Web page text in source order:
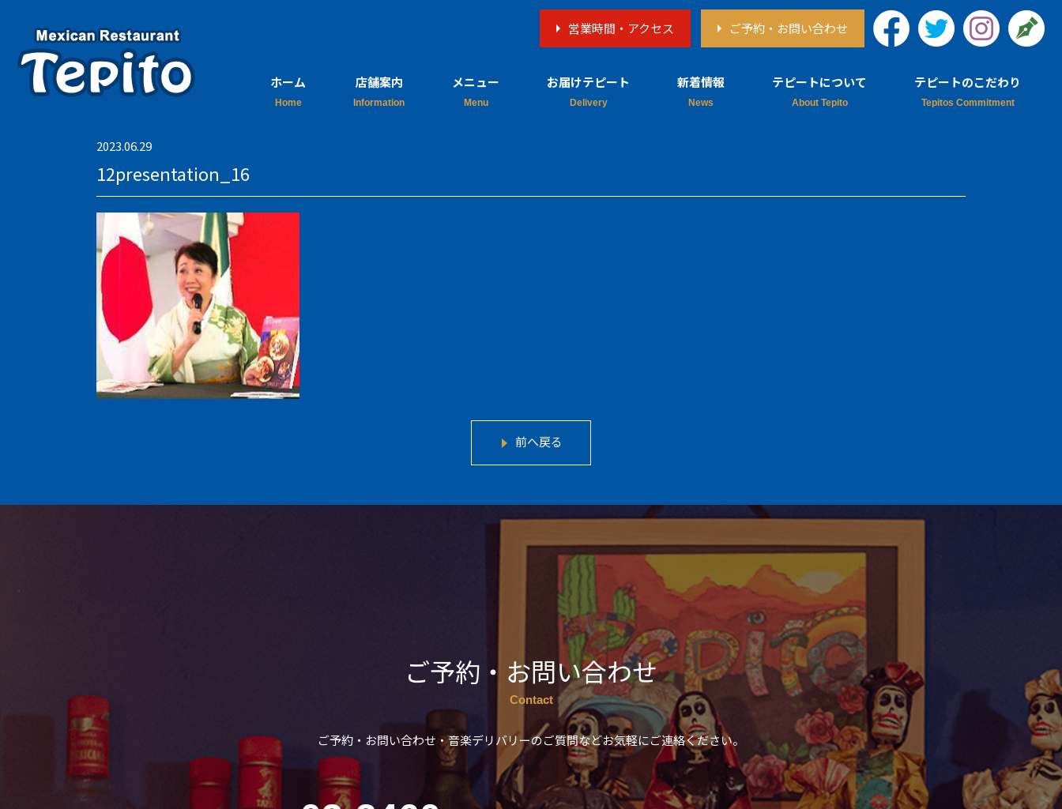
営業時間・アクセス ご予約・お問い合わせ
ホーム 店舗案内
合わせ
メニュー お届けテピート 新着情報 テピートについて テピートのこだわり
2023.06.29
12presentation_16
前へ戻る
ご予約・お問い合わせ
Contact
ご予約・お問い合わせ・音楽デリバリーのご質問などお気軽にご連絡ください。